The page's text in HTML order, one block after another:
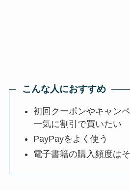
こんな人におすすめ
初回クーポンやキャン
一気に割引で買いたい
PayPayをよく使う
電子書籍の購入頻度は